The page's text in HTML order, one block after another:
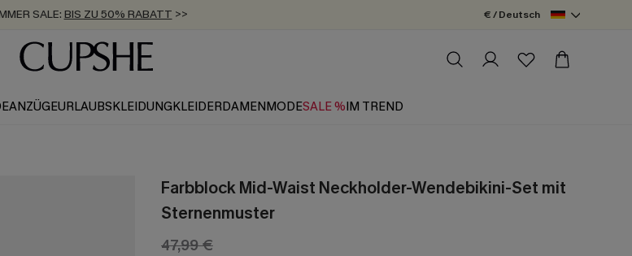
SALE: BIS ZU 50% RABATT >>
BIS ZU -20% EXTRA ERHALTEN
VERSAND AB 89 €
€ / Deutsch
URLAUBSKLEIDUNGKLEIDERDAMENMODESALE %IM TREND
Farbblock Mid-Waist Neckholder-Wendebikini-Set mit
Sternenmuster
47,99 €